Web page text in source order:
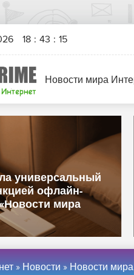
18 : 43 : 16
Новости мира
универсальный
офлайн-
мира
» Новости » Новости